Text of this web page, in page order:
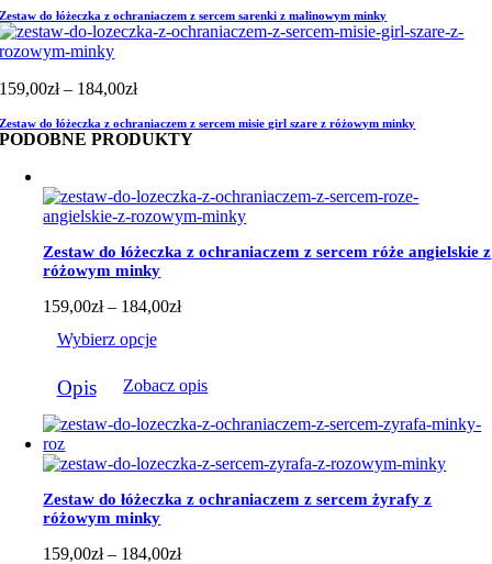
od
159,00zł
Zestaw do łóżeczka z ochraniaczem z sercem sarenki z malinowym minky
159,00zł – 184,00złZakres
od
159,00zł
184,00zł
Zestaw do łóżeczka z ochraniaczem z sercem misie girl szare z różowym minky
PODOBNE PRODUKTY
Zestaw do łóżeczka z ochraniaczem z sercem róże angielskie z
różowym minky
159,00zł – 184,00złZakres
do
Wybierz opcje
produkt
ma
wiele
wariantów.
Opcje
można
wybrać
na
stronie
Opis Zobacz opis
Zestaw do łóżeczka z ochraniaczem z sercem żyrafy z
różowym minky
159,00zł – 184,00złZakres